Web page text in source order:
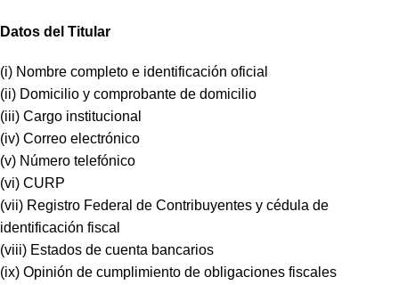
Datos del Titular
(i) Nombre completo e identificación oficial
(ii) Domicilio y comprobante de domicilio
(iii) Cargo institucional
(iv) Correo electrónico
(v) Número telefónico
(vi) CURP
(vii) Registro Federal de Contribuyentes y cédula de
identificación fiscal
(viii) Estados de cuenta bancarios
(ix) Opinión de cumplimiento de obligaciones fiscales